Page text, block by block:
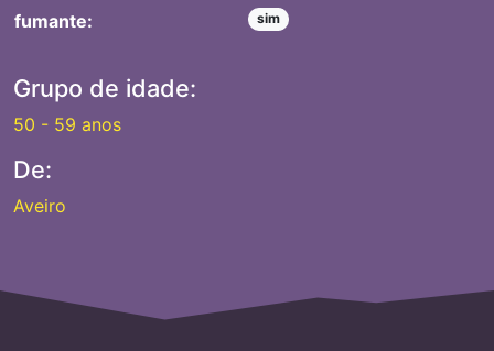
fumante: sim
Grupo de idade:
50 - 59 anos
De:
Aveiro